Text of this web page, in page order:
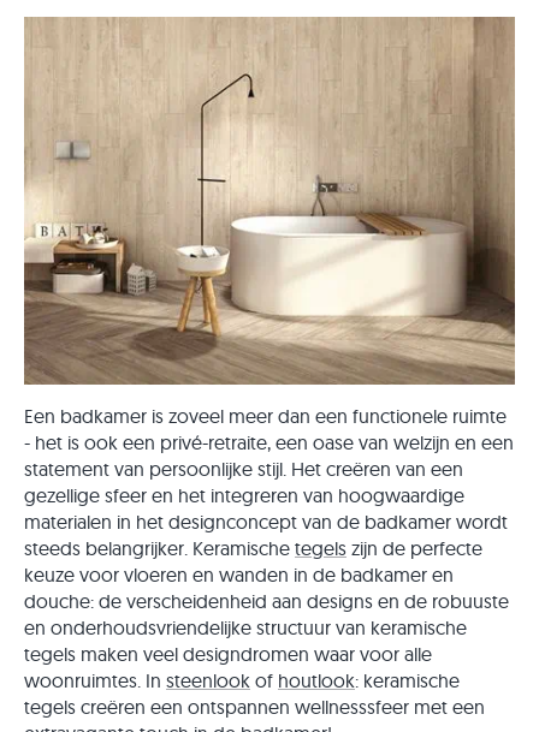
Een badkamer is zoveel meer dan een functionele ruimte
- het is ook een privé-retraite, een oase van welzijn en een
statement van persoonlijke stijl. Het creëren van een
gezellige sfeer en het integreren van hoogwaardige
materialen in het designconcept van de badkamer wordt
steeds belangrijker. Keramische tegels zijn de perfecte
keuze voor vloeren en wanden in de badkamer en
douche: de verscheidenheid aan designs en de robuuste
en onderhoudsvriendelijke structuur van keramische
tegels maken veel designdromen waar voor alle
woonruimtes. In steenlook of houtlook: keramische
tegels creëren een ontspannen wellnesssfeer met een